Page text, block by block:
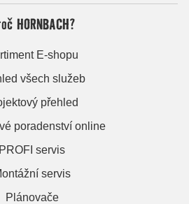
HORNBACH?
E-shopu
všech služeb
přehled
poradenství online
PROFI servis
servis
Plánovače